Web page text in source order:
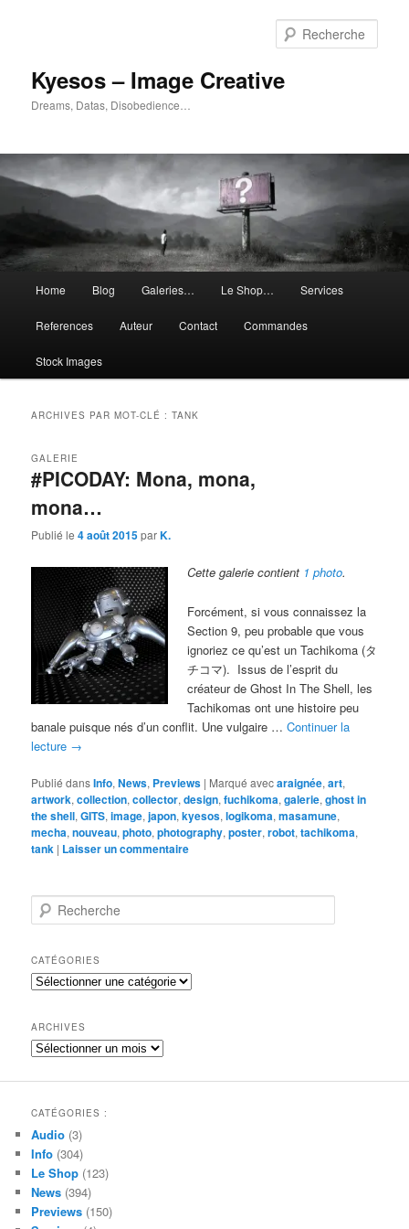
Kyesos – Image Creative
Dreams, Datas, Disobedience…
principal
Home Blog Galeries… Le Shop… Services
References Auteur Contact Commandes
Stock Images
ARCHIVES PAR MOT-CLÉ :TANK
#PICODAY: Mona, mona,
mona…
GALERIE
Publié le4 août 2015parK.
Cette galerie contient 1 photo.
Forcément, si vous connaissez la
Section 9, peu probable que vous
ignoriez ce qu’est un Tachikoma (タ
チコマ). Issus de l’esprit du
créateur de Ghost In The Shell, les
Tachikomas ont une histoire peu
banale puisque nés d’un conflit. Une vulgaire …Continuer la
lecture →
Publié dansInfo,News, Previews | Marqué avecaraignée,art,
artwork,collection,collector,design,fuchikoma,galerie,ghost in
the shell,GITS,image,japon,kyesos,logikoma,masamune,
mecha,nouveau,photo,photography,poster,robot,tachikoma,
tank | Laisser un commentaire
e
h
e
r
h
e
CATÉGORIES
Catégories
ARCHIVES
Archives
CATÉGORIES :
Audio (3)
Info (304)
Le Shop (123)
News (394)
Previews (150)